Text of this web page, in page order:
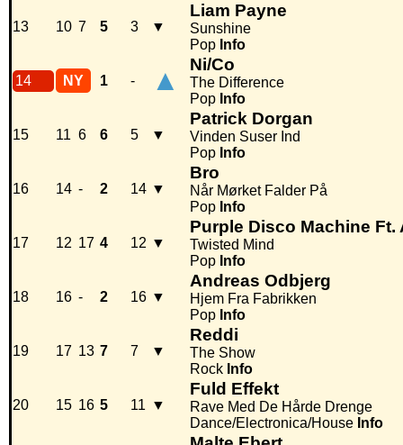
13 10 7 5 3 ▼
Liam Payne
Sunshine
Pop Info
14 NY 1 - ▲ Ni/Co
The Difference
Pop Info
15 11 6 6 5 ▼
Patrick Dorgan
Vinden Suser Ind
Pop Info
16 14 - 2 14 ▼
Bro
Når Mørket Falder På
Pop Info
17 12 17 4 12 ▼
Purple Disco Machine Ft.
Twisted Mind
Pop Info
18 16 - 2 16 ▼
Andreas Odbjerg
Hjem Fra Fabrikken
Pop Info
19 17 13 7 7 ▼
Reddi
The Show
Rock Info
20 15 16 5 11 ▼
Fuld Effekt
Rave Med De Hårde Drenge
Dance/Electronica/House Info